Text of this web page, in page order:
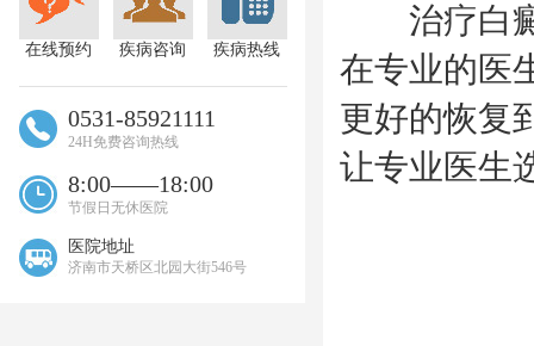
在线预约 疾病咨询 疾病热线
0531-85921111
24H免费咨询热线
8:00——18:00
节假日无休医院
医院地址
济南市天桥区北园大街546号
治疗白癜
在专业的医
更好的恢复
让专业医生